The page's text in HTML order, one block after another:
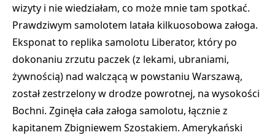
wizyty i nie wiedziałam, co może mnie tam spotkać.
Prawdziwym samolotem latała kilkuosobowa załoga.
Eksponat to replika samolotu Liberator, który po
dokonaniu zrzutu paczek (z lekami, ubraniami,
żywnością) nad walczącą w powstaniu Warszawą,
został zestrzelony w drodze powrotnej, na wysokości
Bochni. Zginęła cała załoga samolotu, łącznie z
kapitanem Zbigniewem Szostakiem. Amerykański